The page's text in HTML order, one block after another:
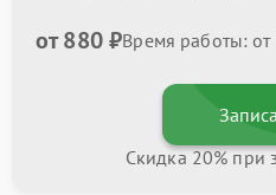
от 880 ₽Время работы:
Скидка 20% при